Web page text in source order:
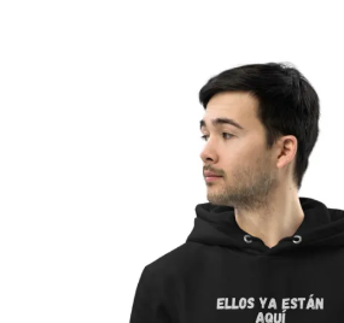
39,47$
41,20$